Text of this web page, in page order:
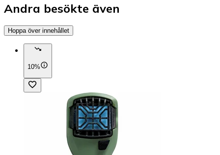
Andra besökte även
Hoppa över innehållet
10%